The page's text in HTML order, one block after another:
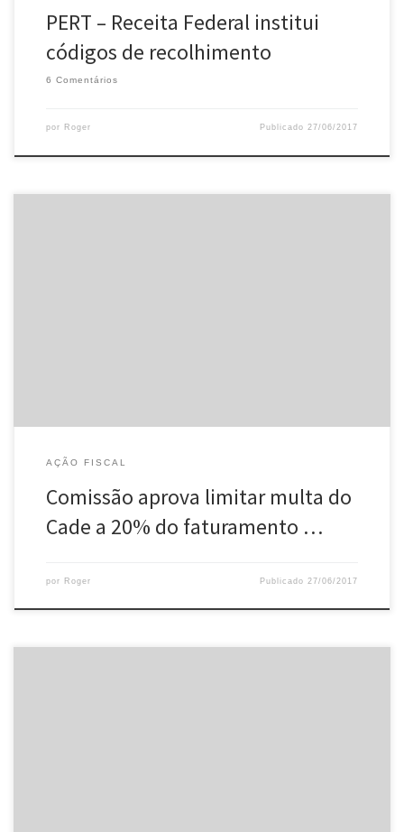
PERT – Receita Federal institui
códigos de recolhimento
6 Comentários
por Roger Publicado27/06/2017
AÇÃO FISCAL
Comissão aprova limitar multa do
Cade a 20% do faturamento …
por Roger Publicado 27/06/2017